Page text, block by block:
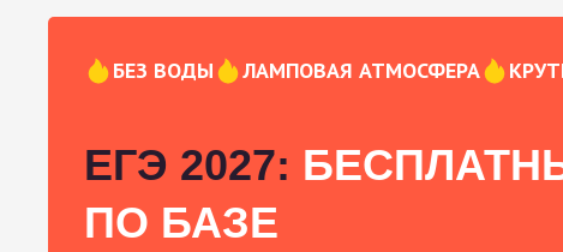
БЕЗ ВОДЫ ЛАМПОВАЯ АТМОСФЕРА
ЕГЭ 2027:
ПО БАЗЕ